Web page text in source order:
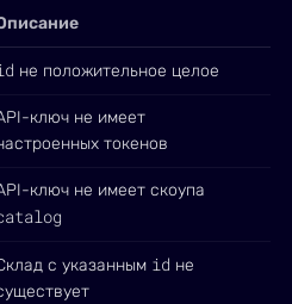
не положительное целое
ключ не имеет
токенов
ключ не имеет скоупа
с указанным id не